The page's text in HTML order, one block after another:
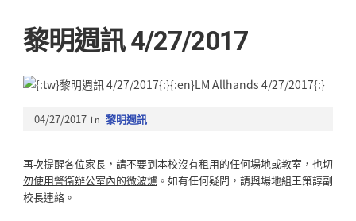
黎明週訊 4/27/2017
04/27/2017 in 黎明週訊
再次提醒各位家長，請不要到本校沒有租用的任何場地或教室 ， 也切
勿使用警衛辦公室內的微波爐。如有任何疑問，請與場地組王策諄副
校長連絡。